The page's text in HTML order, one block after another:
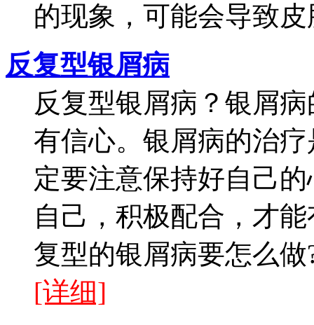
的现象，可能会导致皮
反复型银屑病
反复型银屑病？银屑
有信心。银屑病的治
定要注意保持好自己
自己，积极配合，才
复型的银屑病要怎么
[详细]